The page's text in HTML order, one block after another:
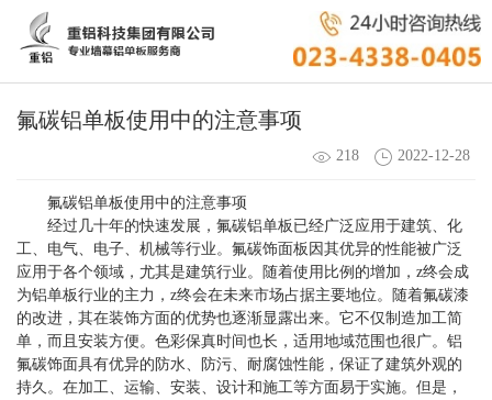
氟碳铝单板使用中的注意事项
218 2022-12-28
氟碳铝单板使用中的注意事项
经过几十年的快速发展，氟碳铝单板已经广泛应用于建筑、化
工、电气、电子、机械等行业。氟碳饰面板因其优异的性能被广泛
应用于各个领域，尤其是建筑行业。随着使用比例的增加，z终会成
为铝单板行业的主力，z终会在未来市场占据主要地位。随着氟碳漆
的改进，其在装饰方面的优势也逐渐显露出来。它不仅制造加工简
单，而且安装方便。色彩保真时间也长，适用地域范围也很广。铝
氟碳饰面具有优异的防水、防污、耐腐蚀性能，保证了建筑外观的
持久。在加工、运输、安装、设计和施工等方面易于实施。但是，